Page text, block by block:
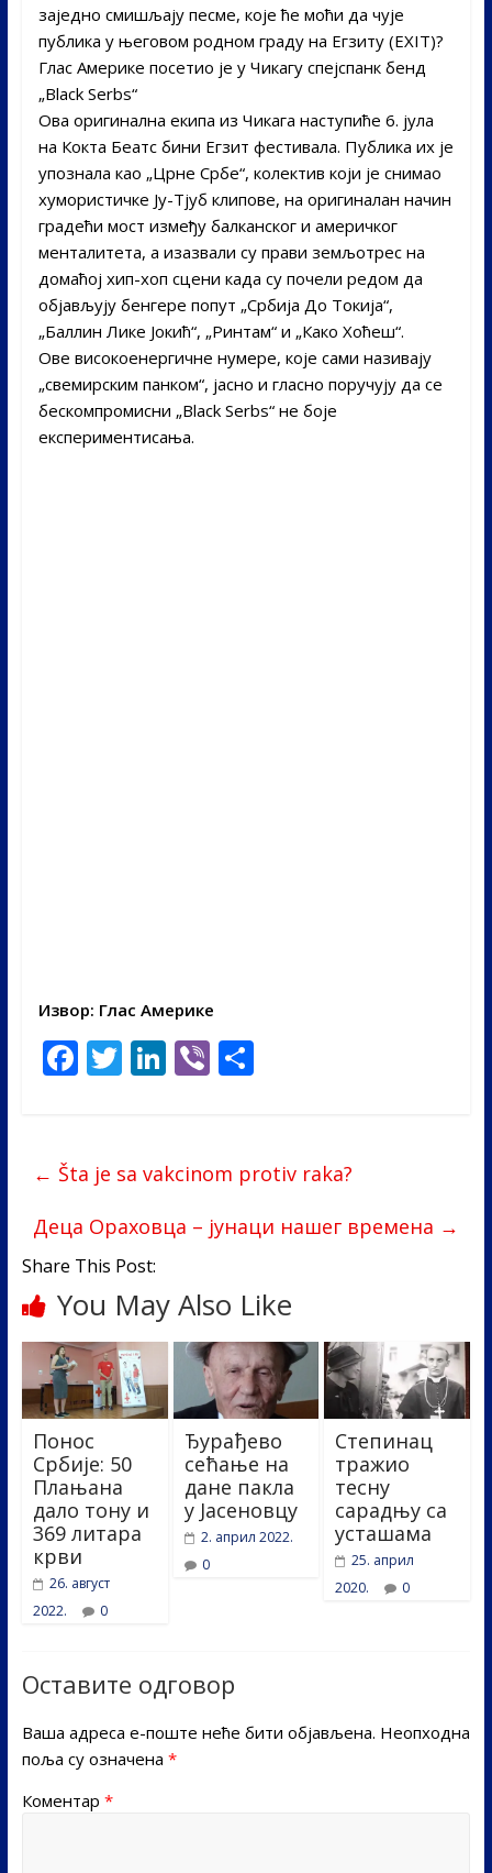
заједно смишљају песме, које ће моћи да чује
публика у његовом родном граду на Егзиту (EXIT)?
Глас Америке посетио је у Чикагу спејспанк бенд
„Black Serbs“
Ова оригинална екипа из Чикага наступиће 6. јула
на Кокта Беатс бини Егзит фестивала. Публика их је
упознала као „Црне Србе“, колектив који је снимао
хумористичке Ју-Тјуб клипове, на оригиналан начин
градећи мост између балканског и америчког
менталитета, а изазвали су прави земљотрес на
домаћој хип-хоп сцени када су почели редом да
објављују бенгере попут „Србија До Токија“,
„Баллин Лике Јокић“, „Ринтам“ и „Како Хоћеш“.
Ове високоенергичне нумере, које сами називају
„свемирским панком“, јасно и гласно поручују да се
бескомпромисни „Black Serbs“ не боје
експериментисања.
Извор: Глас Америке
F
b
o
o
k
T
er
Li
e
n
Vi S
e
← Šta je sa vakcinom protiv raka?
Деца Ораховца – јунаци нашег времена →
Share This Post:
You May Also Like
Понос
Србије: 50
Плањана
дало тону и
369 литара
крви
26. август
2022.
0
Ђурађево
сећање на
дане пакла
у Јасеновцу
2. април 2022.
0
Степинац
тражио
тесну
сарадњу са
усташама
25. април
2020.
0
Оставите одговор
Ваша адреса е-поште неће бити објављена. Неопходна
поља су означена *
Коментар *